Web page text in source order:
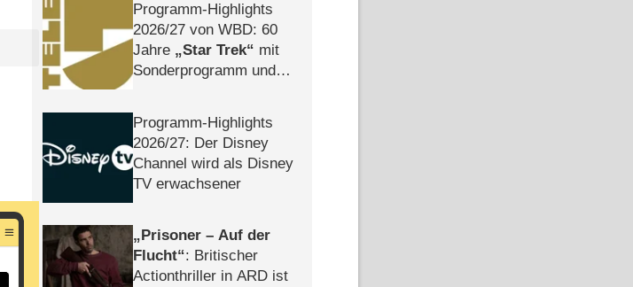
Programm-Highlights
2026/​27 von WBD: 60
Jahre
Star Trek
mit
Sonderprogramm und
Programm-Highlights
2026/​27: Der Disney
Channel wird als Disney
TV erwachsener
Prisoner – Auf der
Flucht : Britischer
Actionthriller in ARD ist